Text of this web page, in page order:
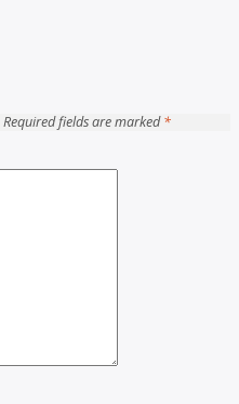
Required fields are marked*